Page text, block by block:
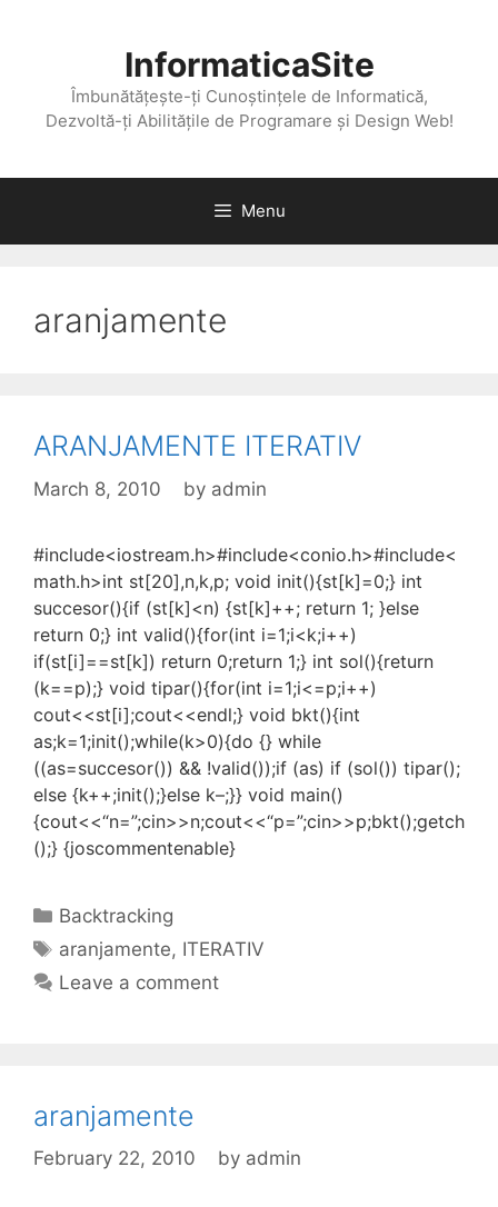
InformaticaSite
Îmbunătățește-ți Cunoștințele de Informatică,
Dezvoltă-ți Abilitățile de Programare și Design Web!
Menu
aranjamente
ARANJAMENTE ITERATIV
March 8, 2010 by admin
#include<iostream.h>#include<conio.h>#include<
math.h>int st[20],n,k,p; void init(){st[k]=0;} int
succesor(){if (st[k]<n) {st[k]++; return 1; }else
return 0;} int valid(){for(int i=1;i<k;i++)
if(st[i]==st[k]) return 0;return 1;} int sol(){return
(k==p);} void tipar(){for(int i=1;i<=p;i++)
cout<<st[i];cout<<endl;} void bkt(){int
as;k=1;init();while(k>0){do {} while
((as=succesor()) && !valid());if (as) if (sol()) tipar();
else {k++;init();}else k–;}} void main()
{cout<<“n=”;cin>>n;cout<<“p=”;cin>>p;bkt();getch
();} {joscommentenable}
Categories
Backtracking
Tags
aranjamente, ITERATIV
Leave a comment
aranjamente
February 22, 2010 by admin